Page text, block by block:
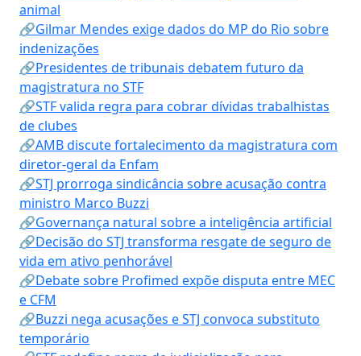
animal
🔗Gilmar Mendes exige dados do MP do Rio sobre
indenizações
🔗Presidentes de tribunais debatem futuro da
magistratura no STF
🔗STF valida regra para cobrar dívidas trabalhistas
de clubes
🔗AMB discute fortalecimento da magistratura com
diretor-geral da Enfam
🔗STJ prorroga sindicância sobre acusação contra
ministro Marco Buzzi
🔗Governança natural sobre a inteligência artificial
🔗Decisão do STJ transforma resgate de seguro de
vida em ativo penhorável
🔗Debate sobre Profimed expõe disputa entre MEC
e CFM
🔗Buzzi nega acusações e STJ convoca substituto
temporário